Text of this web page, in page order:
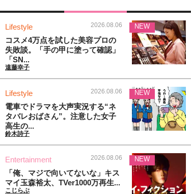
Lifestyle 2026.08.06
コスメ4万点を試した美容プロの
失敗談。「手の甲に塗って確認」
「SN...
遠藤幸子
NEW
Lifestyle 2026.08.06
電車でドラマを大声実況する“ネ
タバレおばさん”。注意した女子
高生の...
鈴木詩子
NEW
Entertainment 2026.08.06
「俺、マジで向いてないな」キス
マイ玉森裕太、TVer1000万再生...
こじらぶ
NEW